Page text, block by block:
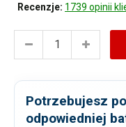
Recenzje: 1739 opinii
Potrzebujesz
odpowiedniej